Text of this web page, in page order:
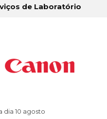
de Laboratório
dia 10 agosto